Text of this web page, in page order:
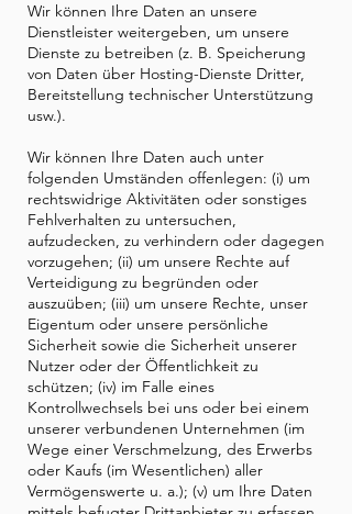
Wir können Ihre Daten an unsere
Dienstleister weitergeben, um unsere
Dienste zu betreiben (z. B. Speicherung
von Daten über Hosting-Dienste Dritter,
Bereitstellung technischer Unterstützung
usw.).
Wir können Ihre Daten auch unter
folgenden Umständen offenlegen: (i) um
rechtswidrige Aktivitäten oder sonstiges
Fehlverhalten zu untersuchen,
aufzudecken, zu verhindern oder dagegen
vorzugehen; (ii) um unsere Rechte auf
Verteidigung zu begründen oder
auszuüben; (iii) um unsere Rechte, unser
Eigentum oder unsere persönliche
Sicherheit sowie die Sicherheit unserer
Nutzer oder der Öffentlichkeit zu
schützen; (iv) im Falle eines
Kontrollwechsels bei uns oder bei einem
unserer verbundenen Unternehmen (im
Wege einer Verschmelzung, des Erwerbs
oder Kaufs (im Wesentlichen) aller
Vermögenswerte u. a.); (v) um Ihre Daten